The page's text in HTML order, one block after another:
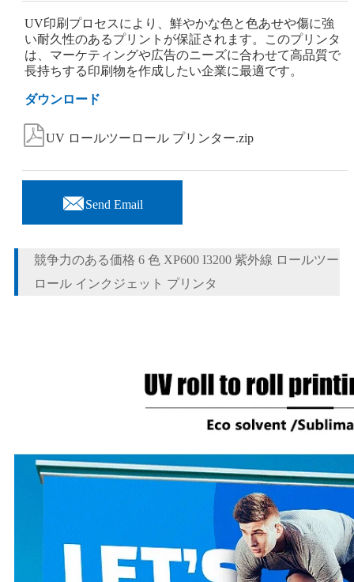
UV印刷プロセスにより、鮮やかな色と色あせや傷に強
い耐久性のあるプリントが保証されます。このプリンタ
は、マーケティングや広告のニーズに合わせて高品質で
長持ちする印刷物を作成したい企業に最適です。
ダウンロード
UV ロールツーロール プリンター.zip
Send Email
競争力のある価格 6 色 XP600 I3200 紫外線 ロールツー
ロール インクジェット プリンタ